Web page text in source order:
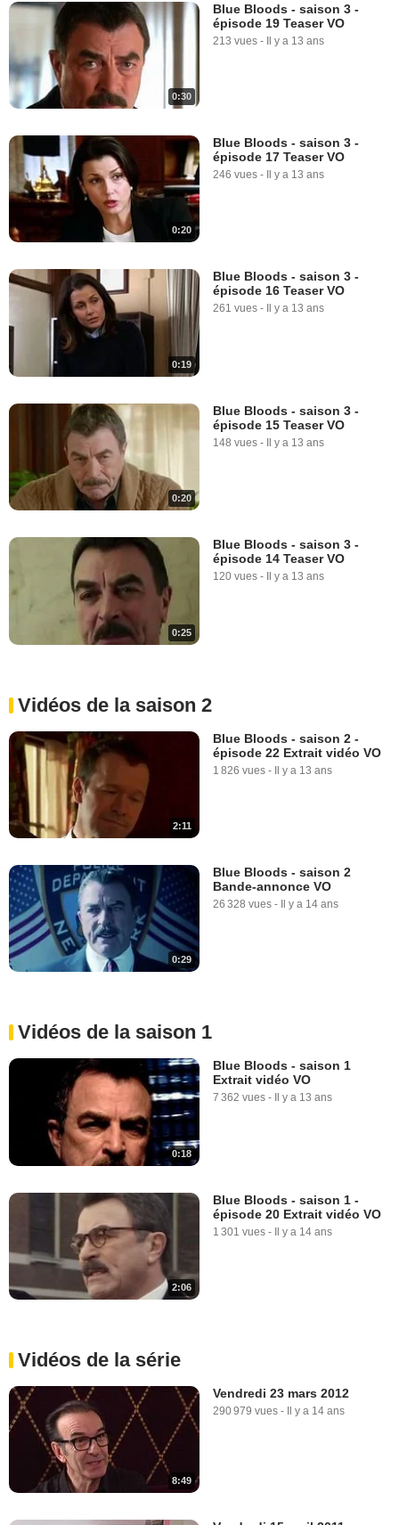
0:30
Blue Bloods - saison 3 -
épisode 19 Teaser VO
213 vues - Il y a 13 ans
0:20
Blue Bloods - saison 3 -
épisode 17 Teaser VO
246 vues - Il y a 13 ans
0:19
Blue Bloods - saison 3 -
épisode 16 Teaser VO
261 vues - Il y a 13 ans
0:20
Blue Bloods - saison 3 -
épisode 15 Teaser VO
148 vues - Il y a 13 ans
0:25
Blue Bloods - saison 3 -
épisode 14 Teaser VO
120 vues - Il y a 13 ans
Vidéos de la saison 2
2:11
Blue Bloods - saison 2 -
épisode 22 Extrait vidéo VO
1 826 vues - Il y a 13 ans
0:29
Blue Bloods - saison 2
Bande-annonce VO
26 328 vues - Il y a 14 ans
Vidéos de la saison 1
0:18
Blue Bloods - saison 1
Extrait vidéo VO
7 362 vues - Il y a 13 ans
2:06
Blue Bloods - saison 1 -
épisode 20 Extrait vidéo VO
1 301 vues - Il y a 14 ans
Vidéos de la série
8:49
Vendredi 23 mars 2012
290 979 vues - Il y a 14 ans